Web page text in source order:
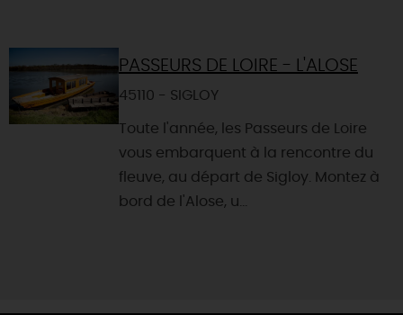
PASSEURS DE LOIRE - L'ALOSE
45110 - SIGLOY
Toute l'année, les Passeurs de Loire
vous embarquent à la rencontre du
fleuve, au départ de Sigloy. Montez à
bord de l'Alose, u...